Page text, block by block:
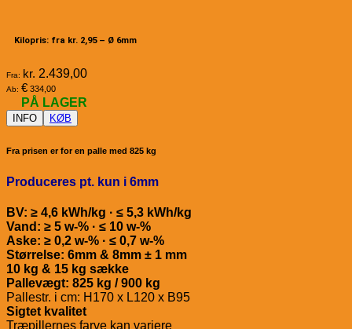
Kilopris: fra kr. 2,95 – Ø 6mm
Fra: kr. 2.439,00
Ab: € 334,00
PÅ LAGER
INFO KØB
Fra prisen er for en palle med 825 kg
Produceres pt. kun i 6mm
BV: ≥ 4,6 kWh/kg · ≤ 5,3 kWh/kg
Vand: ≥ 5 w-% · ≤ 10 w-%
Aske: ≥ 0,2 w-% · ≤ 0,7 w-%
Størrelse: 6mm & 8mm ± 1 mm
10 kg & 15 kg sække
Pallevægt: 825 kg / 900 kg
Pallestr. i cm: H170 x L120 x B95
Sigtet kvalitet
Træpillernes farve kan variere